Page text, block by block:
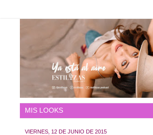
VIERNES, 12 DE JUNIO DE 2015